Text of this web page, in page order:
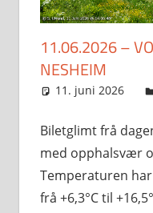
11.06.2026 –
NESHEIM
11. juni 2026
Biletglimt frå
med opphalsvær
Temperaturen
frå +6,3°C til